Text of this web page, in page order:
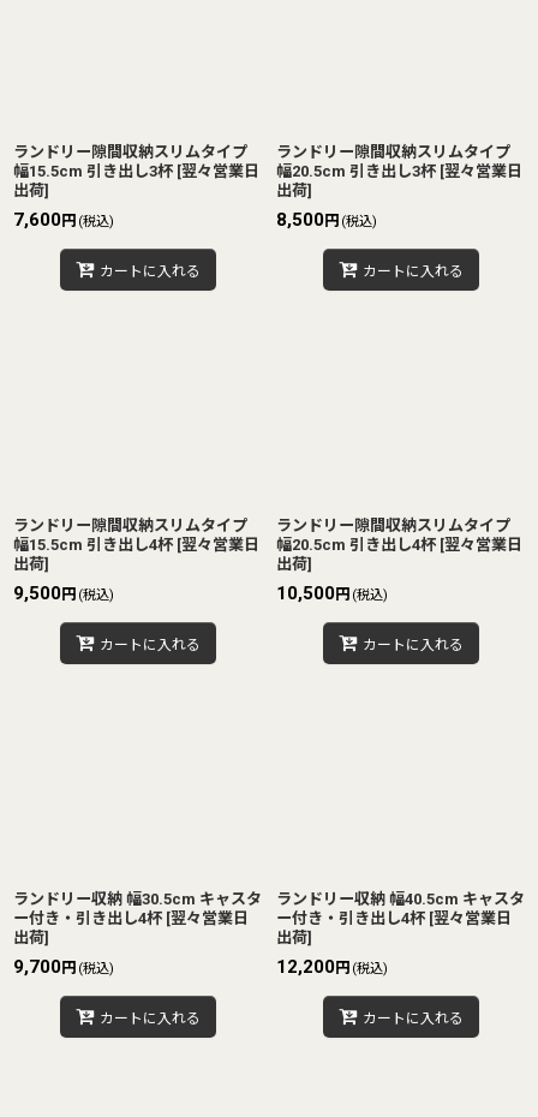
ランドリー隙間収納スリムタイプ
幅15.5cm 引き出し3杯 [翌々営業日
出荷]
7,600円 (税込)
カートに入れる
ランドリー隙間収納スリムタイプ
幅20.5cm 引き出し3杯 [翌々営業日
出荷]
8,500円 (税込)
カートに入れる
ランドリー隙間収納スリムタイプ
幅15.5cm 引き出し4杯 [翌々営業日
出荷]
9,500円 (税込)
カートに入れる
ランドリー隙間収納スリムタイプ
幅20.5cm 引き出し4杯 [翌々営業日
出荷]
10,500円 (税込)
カートに入れる
ランドリー収納 幅30.5cm キャスタ
ー付き・引き出し4杯 [翌々営業日
出荷]
9,700円 (税込)
カートに入れる
ランドリー収納 幅40.5cm キャスタ
ー付き・引き出し4杯 [翌々営業日
出荷]
12,200円 (税込)
カートに入れる